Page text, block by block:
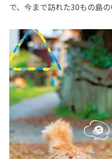
で、今まで訪れた30もの島